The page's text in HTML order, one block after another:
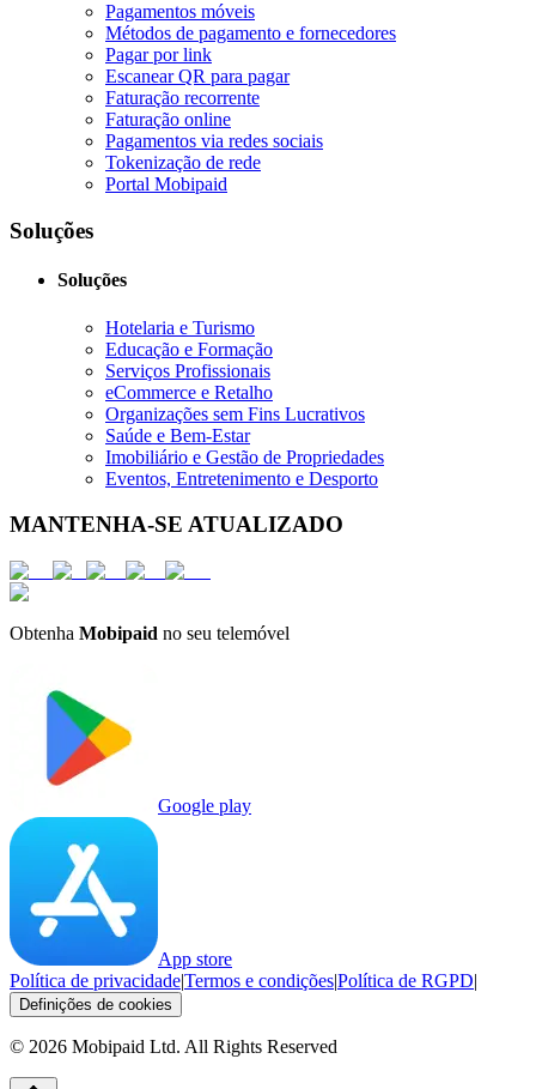
Pagamentos móveis
Métodos de pagamento e fornecedores
Pagar por link
Escanear QR para pagar
Faturação recorrente
Faturação online
Pagamentos via redes sociais
Tokenização de rede
Portal Mobipaid
Soluções
Soluções
Hotelaria e Turismo
Educação e Formação
Serviços Profissionais
eCommerce e Retalho
Organizações sem Fins Lucrativos
Saúde e Bem-Estar
Imobiliário e Gestão de Propriedades
Eventos, Entretenimento e Desporto
MANTENHA-SE ATUALIZADO
Obtenha Mobipaid no seu telemóvel
Google play
App store
Política de privacidade|Termos e condições|Política de RGPD|
Definições de cookies
© 2026 Mobipaid Ltd. All Rights Reserved